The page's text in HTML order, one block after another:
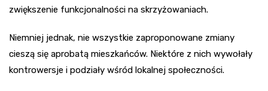
zwiększenie funkcjonalności na skrzyżowaniach.
Niemniej jednak, nie wszystkie zaproponowane zmiany
cieszą się aprobatą mieszkańców. Niektóre z nich wywołały
kontrowersje i podziały wśród lokalnej społeczności.